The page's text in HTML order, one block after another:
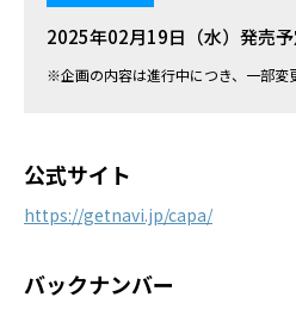
2025年02月19日（水）発売
※企画の内容は進行中につき、一部変
公式サイト
https://getnavi.jp/capa/
バックナンバー